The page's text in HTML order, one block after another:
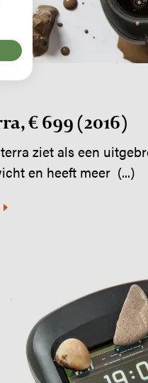
€ 699 (2016)
ziet als een
en heeft meer (...)